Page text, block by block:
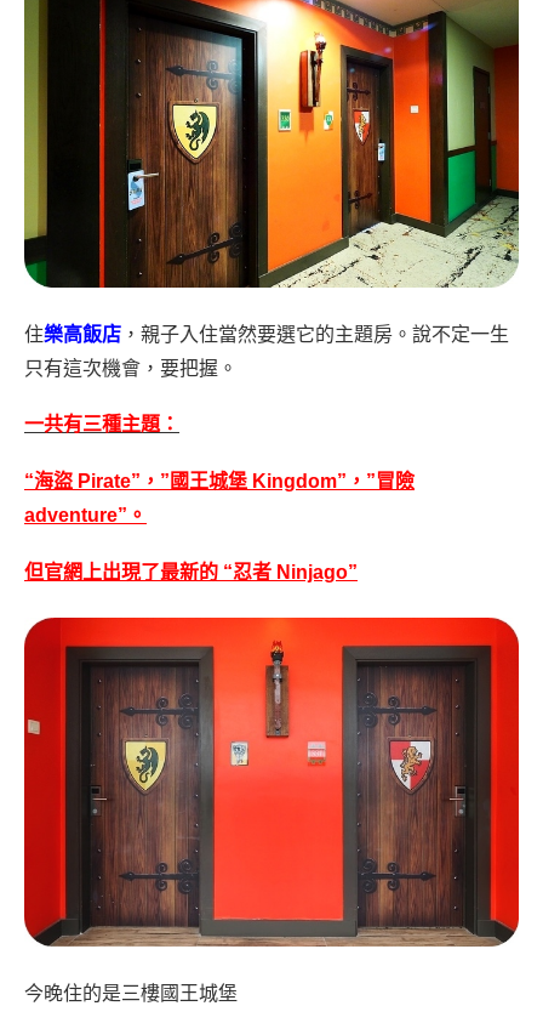
住樂高飯店 ，親子入住當然要選它的主題房。說不定一生
只有這次機會，要把握。
一共有三種主題：
“海盜 Pirate”，”國王城堡 Kingdom”，”冒險
adventure”。
但官網上出現了最新的 “忍者 Ninjago”
今晚住的是三樓國王城堡